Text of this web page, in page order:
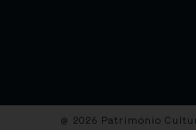
@ 2026 Património